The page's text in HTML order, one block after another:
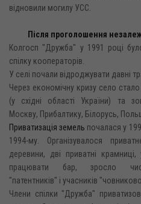
відновили могилу УСС.
Після проголошення
Колгосп "Дружба" у 1991 році
спілку кооператорів.
У селі почали відроджувати давні
Через економічну кризу село
(у східні області України) та
Москву, Прибалтику, Білорусь,
Приватизація земель почалася у
1994-му. Організувалося
деревини, дві приватні
працювати бар, зросло
"патентників" і учасників
Члени спілки "Дружба"